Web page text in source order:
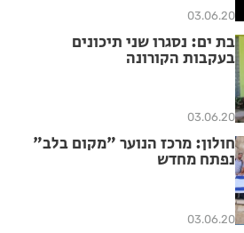
03.06.20
בת ים: נסגרו שני תיכונים
בעקבות הקורונה
03.06.20
חולון: מרכז הנוער "מקום בלב"
נפתח מחדש
03.06.20